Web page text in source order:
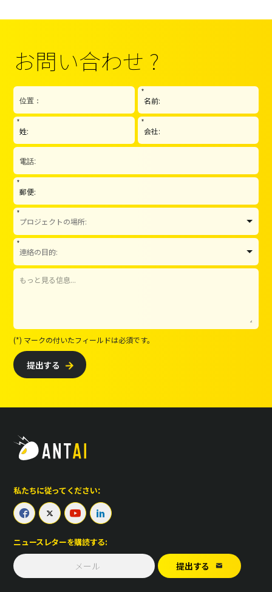
お問い合わせ ?
*
* *
*
*
*
(*) マークの付いたフィールドは必須です。
提出する 
私たちに従ってください：
   
ニュースレターを購読する:
提出する 